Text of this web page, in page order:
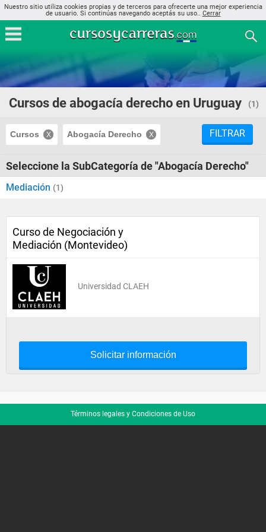
Nuestro sitio utiliza cookies propias y de terceros para ofrecerte una mejor experiencia
de usuario. Si continúas navegando aceptás su uso.. Cerrar
Cursos de abogacía derecho en Uruguay (1)
Cursos Abogacía Derecho FILTRAR
Seleccione la SubCategoría de "Abogacía Derecho"
Mediación (1)
Curso de Negociación y
Mediación (Montevideo)
Universidad CLAEH
Solicitar información
Términos legales y Condiciones de Uso